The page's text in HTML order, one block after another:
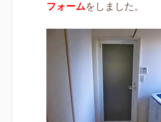
フォームをしました。